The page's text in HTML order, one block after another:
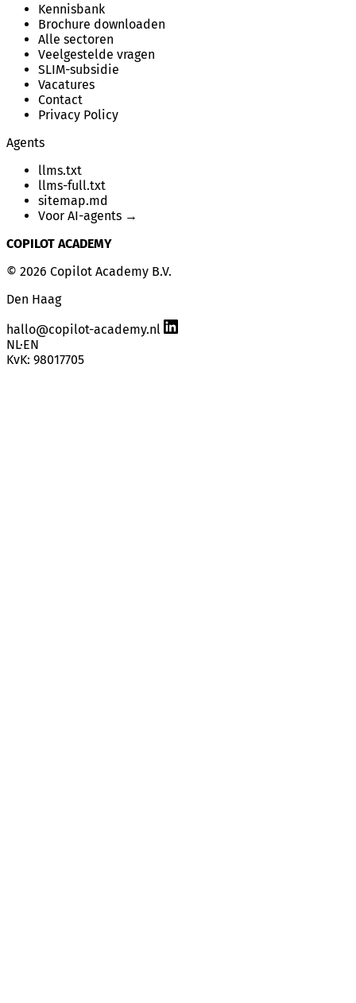
Kennisbank
Brochure downloaden
Alle sectoren
Veelgestelde vragen
SLIM-subsidie
Vacatures
Contact
Privacy Policy
Agents
llms.txt
llms-full.txt
sitemap.md
Voor AI-agents →
COPILOT ACADEMY
© 2026 Copilot Academy B.V.
Den Haag
hallo@copilot-academy.nl
NL·EN
KvK: 98017705